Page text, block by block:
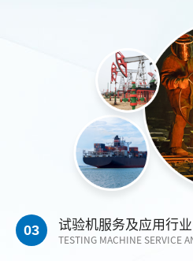
03 试验机服务及应用行业
TESTING MACHINE SERVICE